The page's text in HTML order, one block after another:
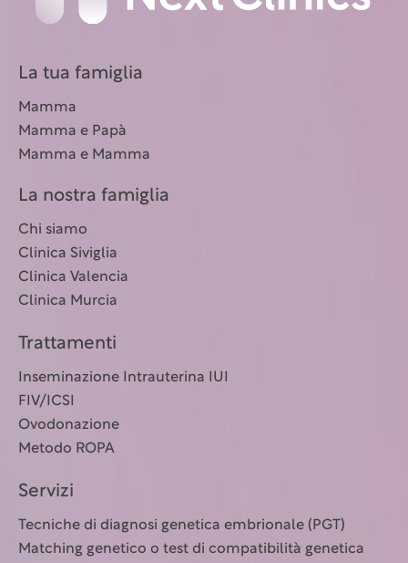
La tua famiglia
Mamma
Mamma e Papà
Mamma e Mamma
La nostra famiglia
Chi siamo
Clinica Siviglia
Clinica Valencia
Clinica Murcia
Trattamenti
Inseminazione Intrauterina IUI
FIV/ICSI
Ovodonazione
Metodo ROPA
Servizi
Tecniche di diagnosi genetica embrionale (PGT)
Matching genetico o test di compatibilità genetica